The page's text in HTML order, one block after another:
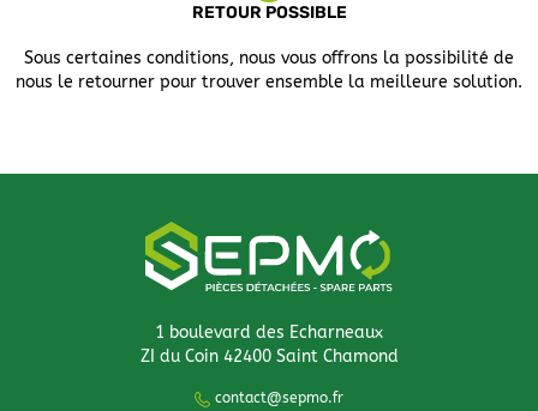
RETOUR POSSIBLE
Sous certaines conditions, nous vous offrons la possibilité de
nous le retourner pour trouver ensemble la meilleure solution.
1 boulevard des Echarneaux
ZI du Coin 42400 Saint Chamond
contact@sepmo.fr